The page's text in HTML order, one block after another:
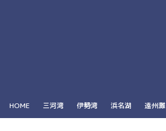
HOME 三河湾 伊勢湾 浜名湖 遠州灘